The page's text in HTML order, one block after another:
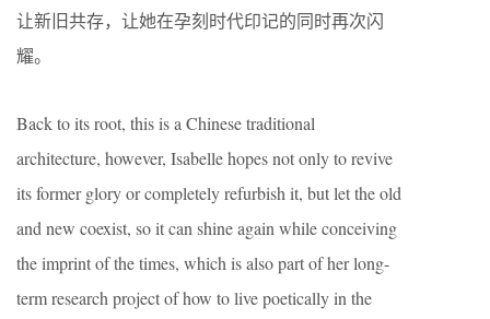
让新旧共存，让她在孕刻时代印记的同时再次闪
耀。
Back to its root, this is a Chinese traditional
architecture, however, Isabelle hopes not only to revive
its former glory or completely refurbish it, but let the old
and new coexist, so it can shine again while conceiving
the imprint of the times, which is also part of her long-
term research project of how to live poetically in the